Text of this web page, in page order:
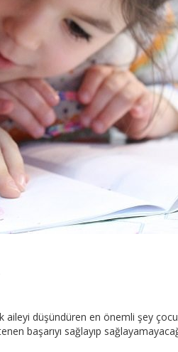
düşündüren en önemli şey
başarıyı sağlayıp